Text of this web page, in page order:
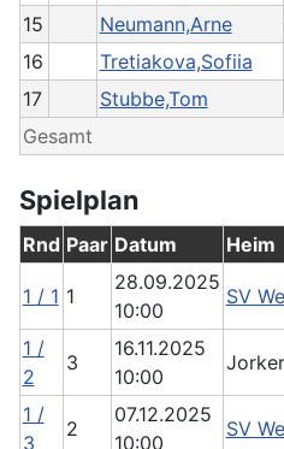
15
Neumann,Arne
16
Tretiakova,Sofiia
17
Stubbe,Tom
Gesamt
Spielplan
Rnd Paar Datum Heim
1 / 1 1
28.09.2025
10:00
SV
1 /
2
3
16.11.2025
10:00
1 /
3
2
07.12.2025
10:00
SV